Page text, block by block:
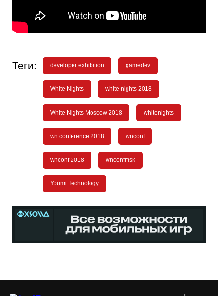
Теги: developer exhibition gamedev
White Nights white nights 2018
White Nights Moscow 2018 whitenights
wn conference 2018 wnconf
wnconf 2018 wnconfmsk
Youmi Technology